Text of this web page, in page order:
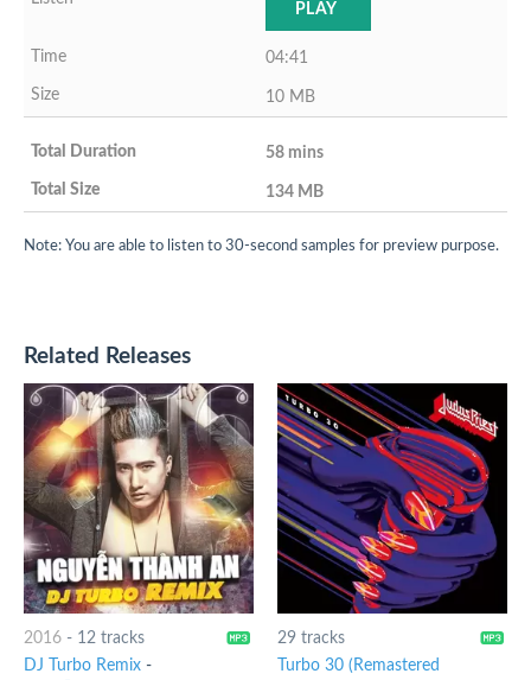
PLAY
04:41
10 MB
58 mins
134 MB
Note: You are able to listen to 30-second samples for preview purpose.
Related Releases
2016- 12 tracks
DJ Turbo Remix-
29 tracks
Turbo 30 (Remastered